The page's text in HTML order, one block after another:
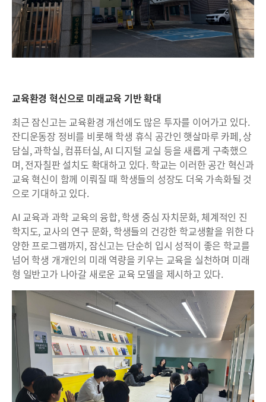
교육환경 혁신으로 미래교육 기반 확대
최근 잠신고는 교육환경 개선에도 많은 투자를 이어가고 있다.
잔디운동장 정비를 비롯해 학생 휴식 공간인 햇살마루 카페, 상
담실, 과학실, 컴퓨터실, AI 디지털 교실 등을 새롭게 구축했으
며, 전자칠판 설치도 확대하고 있다. 학교는 이러한 공간 혁신과
교육 혁신이 함께 이뤄질 때 학생들의 성장도 더욱 가속화될 것
으로 기대하고 있다.
AI 교육과 과학 교육의 융합, 학생 중심 자치문화, 체계적인 진
학지도, 교사의 연구 문화, 학생들의 건강한 학교생활을 위한 다
양한 프로그램까지, 잠신고는 단순히 입시 성적이 좋은 학교를
넘어 학생 개개인의 미래 역량을 키우는 교육을 실천하며 미래
형 일반고가 나아갈 새로운 교육 모델을 제시하고 있다.